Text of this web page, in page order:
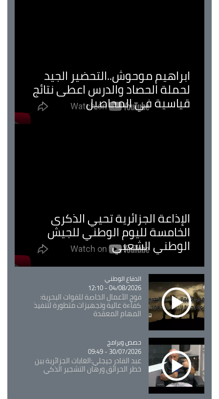
ابراهيم موحوش..التحضير الجيد
لحملة الحصاد والدرس اعطى نتائج
قياسية في المحاصيل
الإذاعة الجزائرية تحيي الذكرى
الخامسة لليوم الوطني للجيش
الوطني الشعبي
Catégorie
الدفاع الوطني
04/08/2026 - 12:10
فوج الأعمال الخاصة للقوات البحرية:
كفاءة عالية وتجهيزات متطورة لتنفيذ
المهام المعقدة
Catégorie
حصص وبرامج
30/07/2026 - 09:49
عبد القادر جيجلي:الغابات الجزائرية بين
خطر الحرائق ورهان التشجير الذكي